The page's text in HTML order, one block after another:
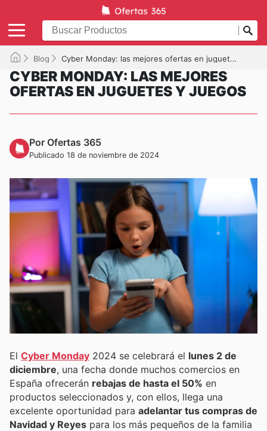
Blog Cyber Monday: las mejores ofertas en juguetes y juegos
CYBER MONDAY: LAS MEJORES
OFERTAS EN JUGUETES Y JUEGOS
Por Ofertas 365
Publicado 18 de noviembre de 2024
El Cyber Monday 2024 se celebrará el lunes 2 de
diciembre, una fecha donde muchos comercios en
España ofrecerán rebajas de hasta el 50% en
productos seleccionados y, con ellos, llega una
excelente oportunidad para adelantar tus compras de
Navidad y Reyes para los más pequeños de la familia